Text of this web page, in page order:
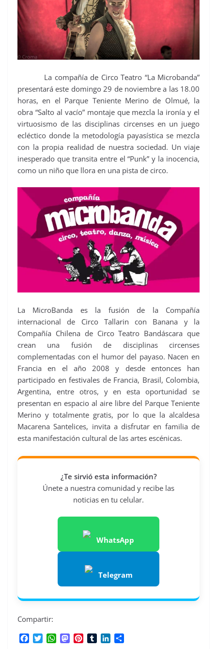
La compañía de Circo Teatro “La Microbanda”
presentará este domingo 29 de noviembre a las 18.00
horas, en el Parque Teniente Merino de Olmué, la
obra “Salto al vacío” montaje que mezcla la ironía y el
virtuosismo de las disciplinas circenses en un juego
ecléctico donde la metodología payasística se mezcla
con la propia realidad de nuestra sociedad. Un viaje
inesperado que transita entre el “Punk” y la inocencia,
como un niño que llora en una pista de circo.
La MicroBanda es la fusión de la Compañía
internacional de Circo Tallarin con Banana y la
Compañía Chilena de Circo Teatro Bandáscara que
crean una fusión de disciplinas circenses
complementadas con el humor del payaso. Nacen en
Francia en el año 2008 y desde entonces han
participado en festivales de Francia, Brasil, Colombia,
Argentina, entre otros, y en esta oportunidad se
presentan en espacio al aire libre del Parque Teniente
Merino y totalmente gratis, por lo que la alcaldesa
Macarena Santelices, invita a disfrutar en familia de
esta manifestación cultural de las artes escénicas.
¿Te sirvió esta información?
Únete a nuestra comunidad y recibe las
noticias en tu celular.
WhatsApp
Telegram
Compartir:
T
W
M
P
T